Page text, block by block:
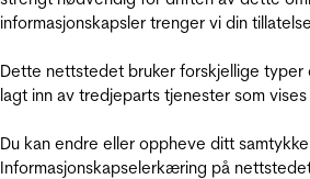
informasjonskapsler trenger vi din
Dette nettstedet bruker forskjellige
lagt inn av tredjeparts tjenester som
Du kan endre eller oppheve ditt
Informasjonskapselerkæring på